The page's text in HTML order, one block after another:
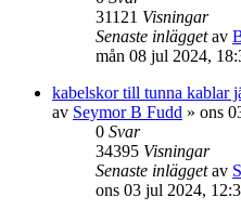
31121 Visningar
Senaste inläggetav
mån 08 jul 2024,
kabelskor till tunna kablar
av Seymor B Fudd » ons
0 Svar
34395 Visningar
Senaste inläggetav
ons 03 jul 2024,